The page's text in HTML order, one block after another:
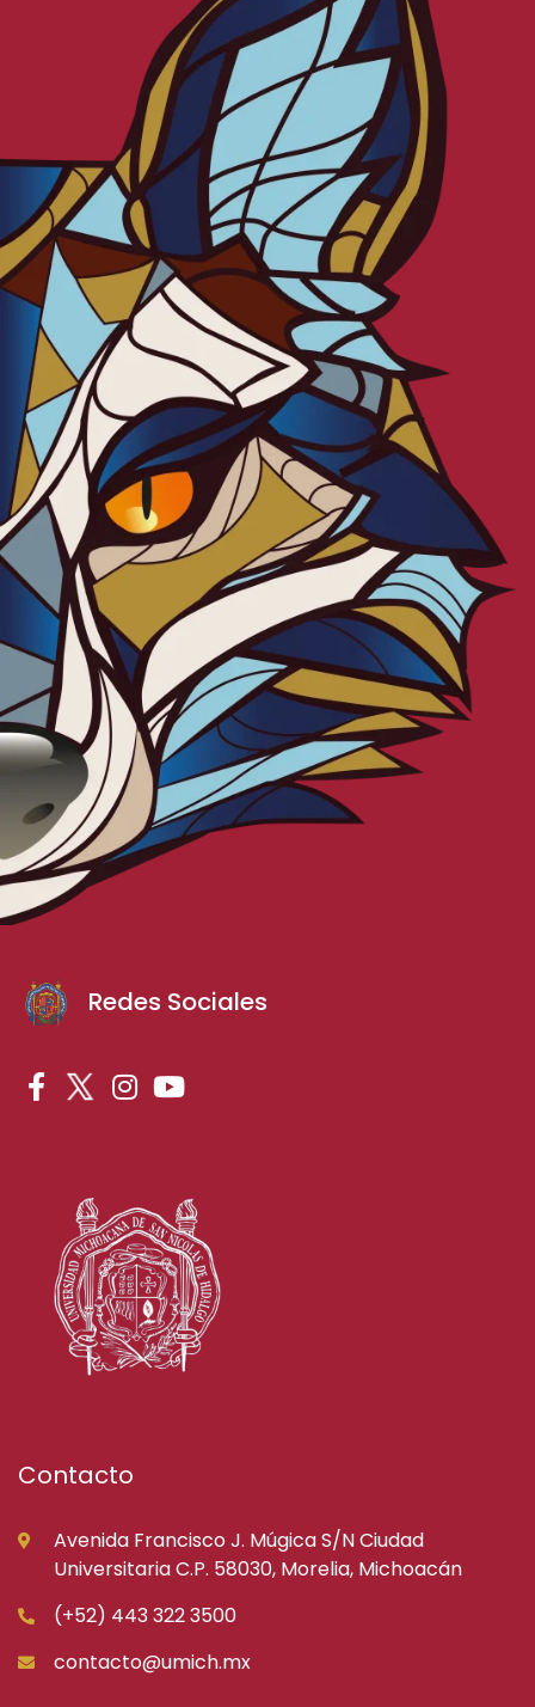
Redes Sociales
Contacto
Avenida Francisco J. Múgica S/N Ciudad
Universitaria C.P. 58030, Morelia, Michoacán
(+52) 443 322 3500
contacto@umich.mx